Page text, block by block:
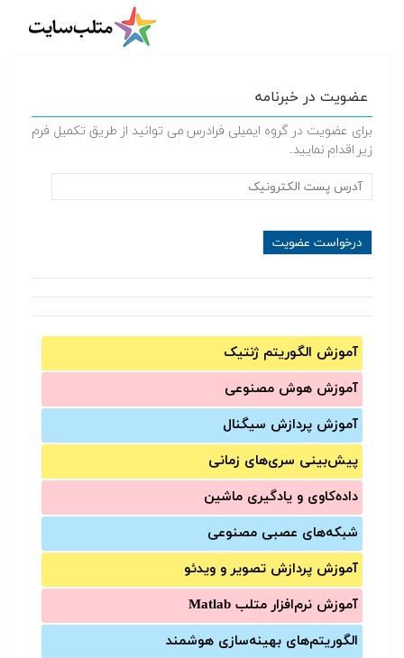
عضویت در خبرنامه
برای عضویت در گروه ایمیلی فرادرس می توانید از طریق تکمیل فرم
زیر اقدام نمایید.
آموزش الگوریتم ژنتیک
آموزش‌ هوش مصنوعی
آموزش‌ پردازش سیگنال
پیش‌‌بینی سری‌‌های زمانی
داده‌کاوی و یادگیری ماشین
شبکه‌های عصبی مصنوعی
آموزش‌ پردازش تصویر و ویدئو
آموزش‌ نرم‌افزار متلب Matlab
الگوریتم‌های بهینه‌سازی هوشمند